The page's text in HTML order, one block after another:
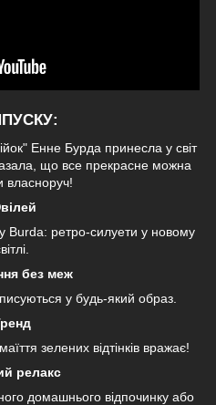
Енне Бурда принесла у світ
що все прекрасне можна
власноруч!
Burda: ретро-силуети у новому
без меж
у будь-який образ.
зелених відтінків вражає!
релакс
домашнього відпочинку або